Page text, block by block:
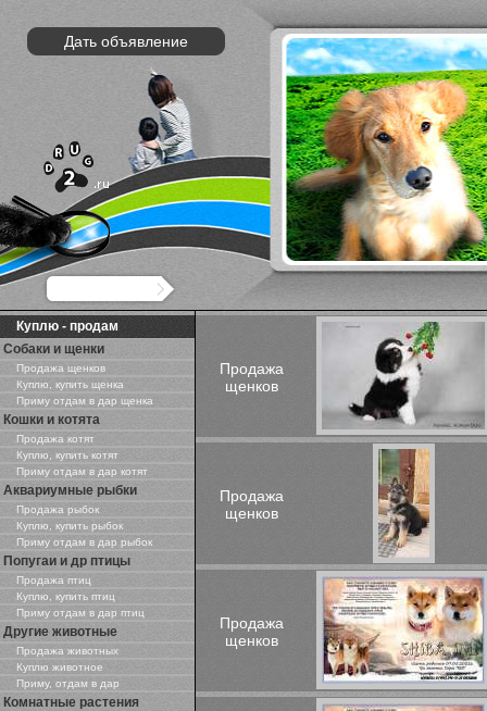
Дать объявление
Продажа
щенков
Продажа
щенков
Продажа
щенков
Куплю - продам
Собаки и щенки
Продажа щенков
Куплю, купить щенка
Приму отдам в дар щенка
Кошки и котята
Продажа котят
Куплю, купить котят
Приму отдам в дар котят
Аквариумные рыбки
Продажа рыбок
Куплю, купить рыбок
Приму отдам в дар рыбок
Попугаи и др птицы
Продажа птиц
Куплю, купить птиц
Приму отдам в дар птиц
Другие животные
Продажа животных
Куплю животное
Приму, отдам в дар
Комнатные растения